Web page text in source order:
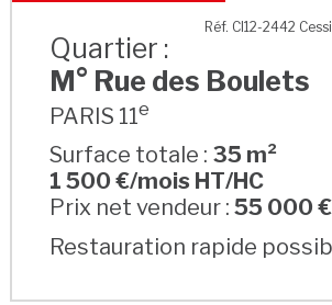
M° Rue des
Réf. CI12-2442
Quartier :
M° Rue des Boulets
PARIS 11e
Surface totale : 35 m²
1 500 €/mois HT/HC
Prix net vendeur :55 000 €
Restauration rapide